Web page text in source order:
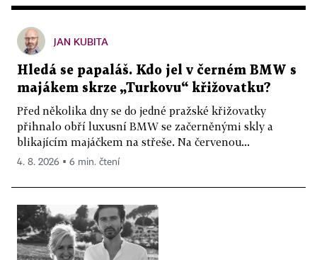
JAN KUBITA
Hledá se papaláš. Kdo jel v černém BMW s
majákem skrze „Turkovu“ křižovatku?
Před několika dny se do jedné pražské křižovatky
přihnalo obří luxusní BMW se začerněnými skly a
blikajícím majáčkem na střeše. Na červenou...
4. 8. 2026 ▪ 6 min. čtení